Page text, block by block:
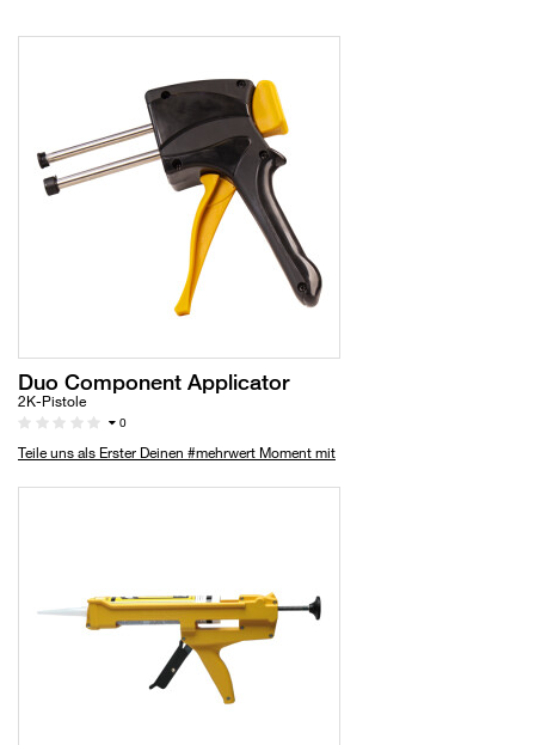
Duo Component Applicator
2K-Pistole
0
Teile uns als Erster Deinen #mehrwert Moment mit